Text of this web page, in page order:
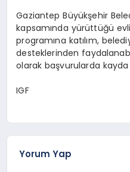
Gaziantep Büyükşehir
kapsamında yürüttüğü
programına katılım,
desteklerinden
olarak başvurularda kayda
IGF
Yorum Yap